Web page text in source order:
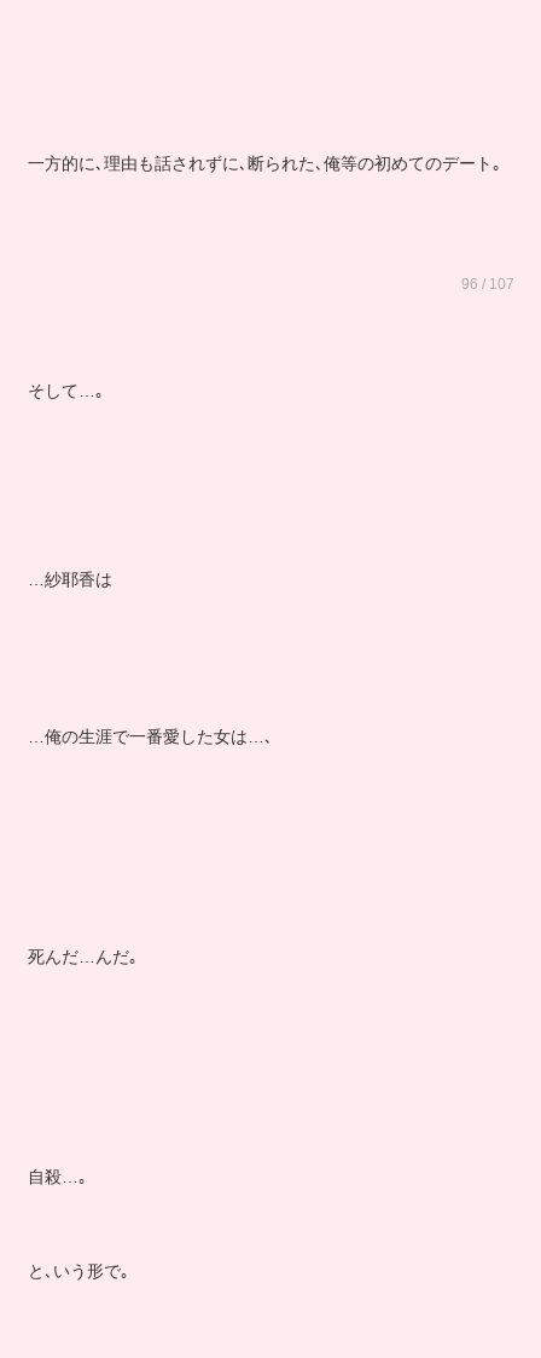
一方的に､理由も話されずに､断られた､俺等の初めてのデート｡
96 / 107
そして…｡
…紗耶香は
…俺の生涯で一番愛した女は…､
死んだ…んだ｡
自殺…｡
と､いう形で｡